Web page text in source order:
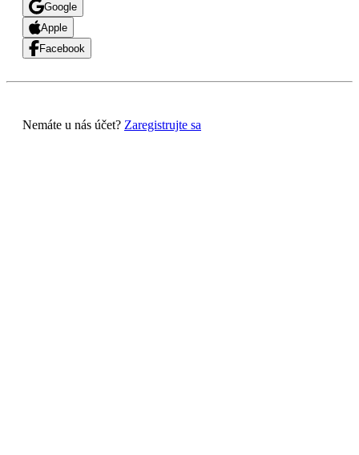
Google
Apple
Facebook
Nemáte u nás účet? Zaregistrujte sa